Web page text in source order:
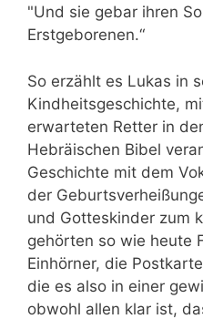
"Und sie gebar ihren
Erstgeborenen.“
So erzählt es Lukas in
Kindheitsgeschichte,
erwarteten Retter in
Hebräischen Bibel
Geschichte mit dem
der
und Gotteskinder zum
gehörten so wie heute
Einhörner, die
die es also in einer
obwohl allen klar ist,